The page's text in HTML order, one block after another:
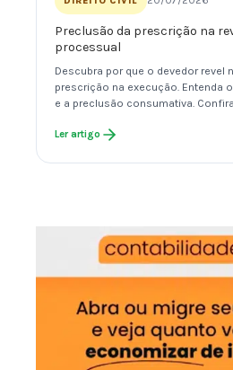
Preclusão da prescrição na
processual
Descubra por que o devedor revel
prescrição na execução. Entenda
e a preclusão consumativa.
Ler artigo